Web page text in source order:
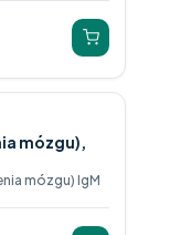
mózgu),
mózgu) IgM